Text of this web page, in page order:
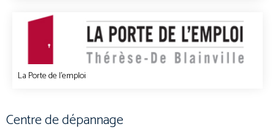
La Porte de l'emploi
Centre de dépannage